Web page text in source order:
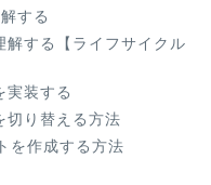
する
解する【ライフサイクル
実装する
切り替える方法
を作成する方法